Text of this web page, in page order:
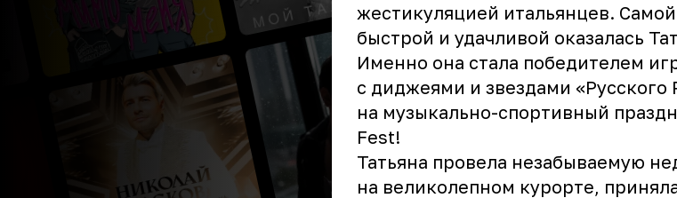
жестикуляцией итальянцев.
быстрой и удачливой оказалась
Именно она стала победителем
с диджеями и звездами «Русского
на музыкально-спортивный
Fest!
Татьяна провела незабываемую
на великолепном курорте,